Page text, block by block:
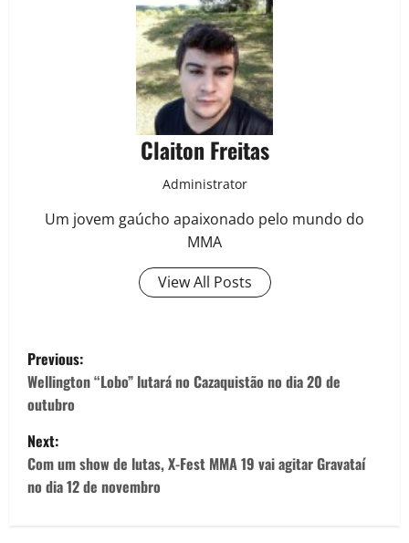
Claiton Freitas
Administrator
Um jovem gaúcho apaixonado pelo mundo do
MMA
View All Posts
Previous:
Wellington “Lobo” lutará no Cazaquistão no dia 20 de
outubro
Next:
Com um show de lutas, X-Fest MMA 19 vai agitar Gravataí
no dia 12 de novembro